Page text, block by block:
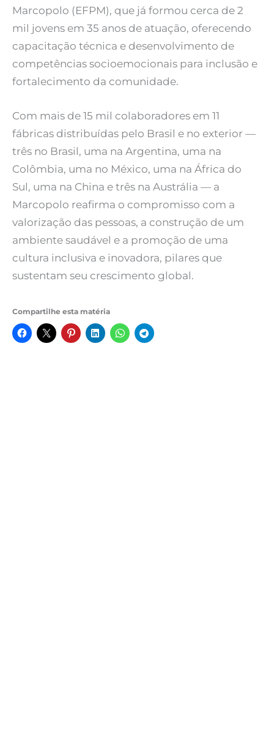
Marcopolo (EFPM), que já formou cerca de 2
mil jovens em 35 anos de atuação, oferecendo
capacitação técnica e desenvolvimento de
competências socioemocionais para inclusão e
fortalecimento da comunidade.
Com mais de 15 mil colaboradores em 11
fábricas distribuídas pelo Brasil e no exterior —
três no Brasil, uma na Argentina, uma na
Colômbia, uma no México, uma na África do
Sul, uma na China e três na Austrália — a
Marcopolo reafirma o compromisso com a
valorização das pessoas, a construção de um
ambiente saudável e a promoção de uma
cultura inclusiva e inovadora, pilares que
sustentam seu crescimento global.
Compartilhe esta matéria